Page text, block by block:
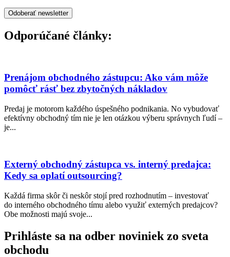
Odporúčané články:
Prenájom obchodného zástupcu: Ako vám môže
pomôcť rásť bez zbytočných nákladov
Predaj je motorom každého úspešného podnikania. No vybudovať
efektívny obchodný tím nie je len otázkou výberu správnych ľudí –
je...
Externý obchodný zástupca vs. interný predajca:
Kedy sa oplatí outsourcing?
Každá firma skôr či neskôr stojí pred rozhodnutím – investovať
do interného obchodného tímu alebo využiť externých predajcov?
Obe možnosti majú svoje...
Prihláste sa na odber noviniek zo sveta
obchodu